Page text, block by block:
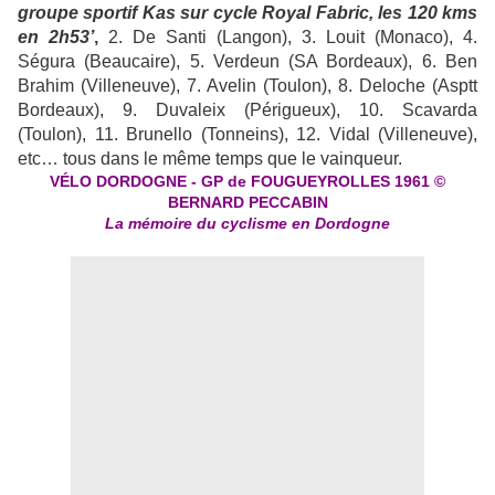
groupe sportif Kas sur cycle Royal Fabric, les 120 kms
en 2h53’, 2. De Santi (Langon), 3. Louit (Monaco), 4.
Ségura (Beaucaire), 5. Verdeun (SA Bordeaux), 6. Ben
Brahim (Villeneuve), 7. Avelin (Toulon), 8. Deloche (Asptt
Bordeaux), 9. Duvaleix (Périgueux), 10. Scavarda
(Toulon), 11. Brunello (Tonneins), 12. Vidal (Villeneuve),
etc… tous dans le même temps que le vainqueur.
VÉLO DORDOGNE - GP de FOUGUEYROLLES 1961 ©
BERNARD PECCABIN
La mémoire du cyclisme en Dordogne